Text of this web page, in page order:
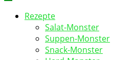
Rezepte
Salat-Monster
Suppen-Monster
Snack-Monster